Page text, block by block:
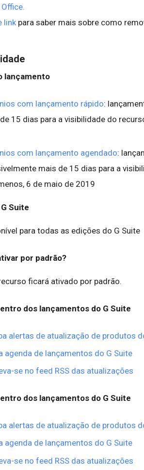
link para saber mais sobre como
lançamento
com lançamento rápido:
15 dias para a visibilidade do
com lançamento agendado:
mais de 15 dias para a
6 de maio de 2019
Suite
para todas as edições do G Suite
por padrão?
ficará ativado por padrão.
dos lançamentos do G Suite
alertas de atualização de produtos
agenda de lançamentos do G Suite
se no feed RSS das atualizações
dos lançamentos do G Suite
alertas de atualização de produtos
agenda de lançamentos do G Suite
se no feed RSS das atualizações